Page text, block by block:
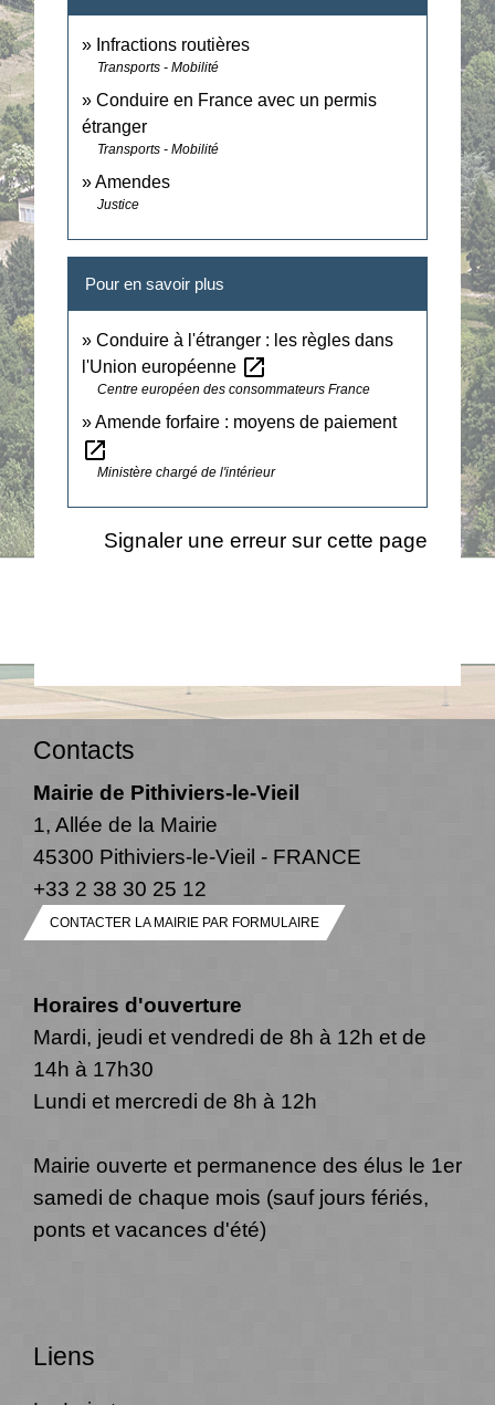
Infractions routières
Transports - Mobilité
Conduire en France avec un permis
étranger
Transports - Mobilité
Amendes
Justice
Pour en savoir plus
Conduire à l'étranger : les règles dans
l'Union européenne open_in_new
Centre européen des consommateurs France
Amende forfaire : moyens de paiement
open_in_new
Ministère chargé de l'intérieur
Signaler une erreur sur cette page
Contacts
Mairie de Pithiviers-le-Vieil
1, Allée de la Mairie
45300 Pithiviers-le-Vieil - FRANCE
+33 2 38 30 25 12
CONTACTER LA MAIRIE PAR FORMULAIRE
Horaires d'ouverture
Mardi, jeudi et vendredi de 8h à 12h et de
14h à 17h30
Lundi et mercredi de 8h à 12h
Mairie ouverte et permanence des élus le 1er
samedi de chaque mois (sauf jours fériés,
ponts et vacances d'été)
Liens